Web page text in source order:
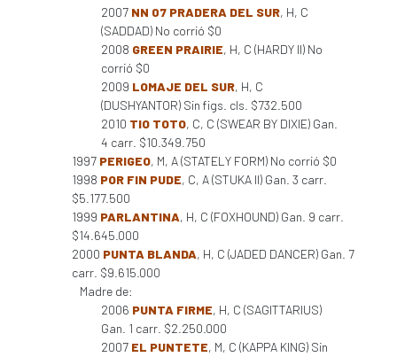
2007 NN 07 PRADERA DEL SUR, H, C
(SADDAD) No corrió $0
2008 GREEN PRAIRIE, H, C (HARDY II) No
corrió $0
2009 LOMAJE DEL SUR, H, C
(DUSHYANTOR) Sin figs. cls. $732.500
2010 TIO TOTO, C, C (SWEAR BY DIXIE) Gan.
4 carr. $10.349.750
1997 PERIGEO, M, A (STATELY FORM) No corrió $0
1998 POR FIN PUDE, C, A (STUKA II) Gan. 3 carr.
$5.177.500
1999 PARLANTINA, H, C (FOXHOUND) Gan. 9 carr.
$14.645.000
2000 PUNTA BLANDA, H, C (JADED DANCER) Gan. 7
carr. $9.615.000
Madre de:
2006 PUNTA FIRME, H, C (SAGITTARIUS)
Gan. 1 carr. $2.250.000
2007 EL PUNTETE, M, C (KAPPA KING) Sin